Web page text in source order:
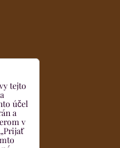
tejto
účel
a
v